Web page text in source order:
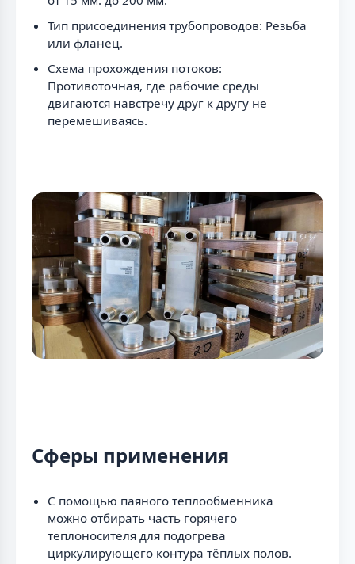
Тип присоединения трубопроводов: Резьба
или фланец.
Схема прохождения потоков:
Противоточная, где рабочие среды
двигаются навстречу друг к другу не
перемешиваясь.
Сферы применения
С помощью паяного теплообменника
можно отбирать часть горячего
теплоносителя для подогрева
циркулирующего контура тёплых полов.